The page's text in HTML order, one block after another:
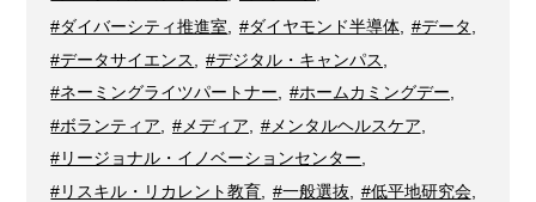
#ダイバーシティ推進室
#ダイヤモンド半導体, #データ
#データサイエンス
#デジタル・キャンパス
#ネーミングライツパートナー
#ホームカミングデー
#ボランティア
#メディア #メンタルヘルスケア
#リージョナル・イノベーションセンター
#リスキル・リカレント教育
#一般選抜 #低平地研究会,